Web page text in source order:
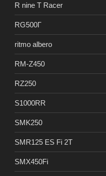
R nine T Racer
RG500Γ
ritmo albero
RM-Z450
RZ250
S1000RR
SMK250
SMR125 ES Fi 2T
SMX450Fi